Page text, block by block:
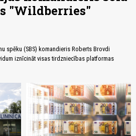
"Wildberries"
spēku (SBS) komandieris Roberts Brovdi
iznīcināt visas tirdzniecības platformas